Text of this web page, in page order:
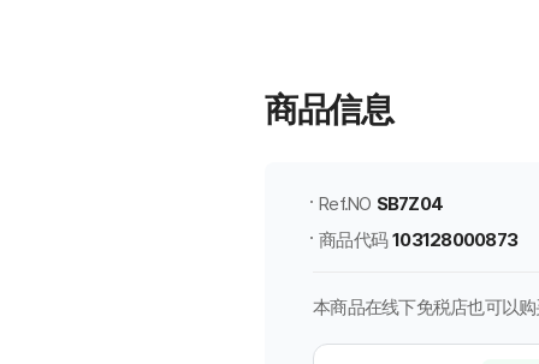
界
商品信息
Ref.NO SB7Z04
商品代码 103128000873
本商品在线下免税店也可以购